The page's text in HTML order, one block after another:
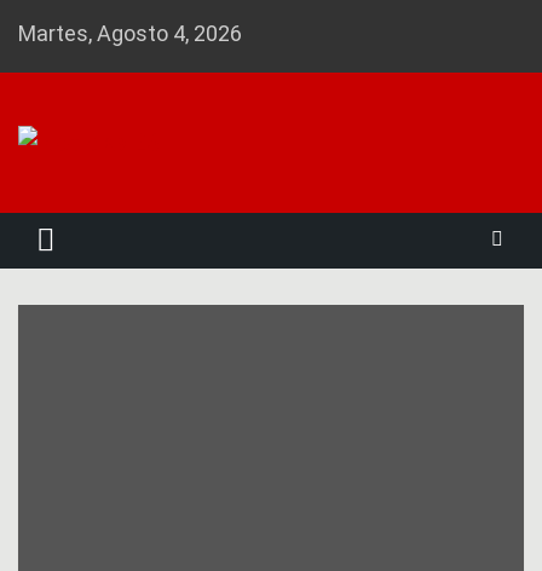
Martes, Agosto 4, 2026